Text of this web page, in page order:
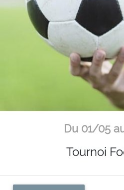
Du 01/05
Tournoi